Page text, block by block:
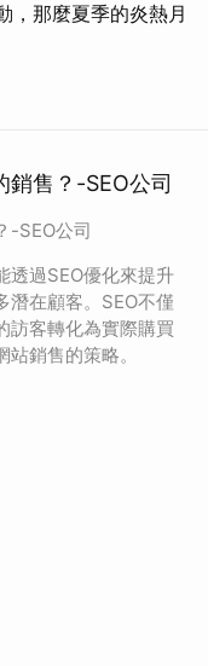
，那麼夏季的炎熱月
銷售？-SEO公司
-SEO公司
透過SEO優化來提升
潛在顧客。SEO不僅
訪客轉化為實際購買
銷售的策略。